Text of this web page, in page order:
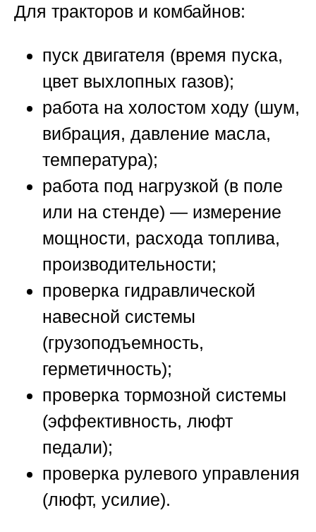
Для тракторов и комбайнов:
пуск двигателя (время пуска,
цвет выхлопных газов);
работа на холостом ходу (шум,
вибрация, давление масла,
температура);
работа под нагрузкой (в поле
или на стенде) — измерение
мощности, расхода топлива,
производительности;
проверка гидравлической
навесной системы
(грузоподъемность,
герметичность);
проверка тормозной системы
(эффективность, люфт
педали);
проверка рулевого управления
(люфт, усилие).